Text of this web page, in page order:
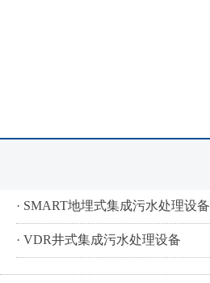
· SMART地埋式集成污水处理设备
· VDR井式集成污水处理设备